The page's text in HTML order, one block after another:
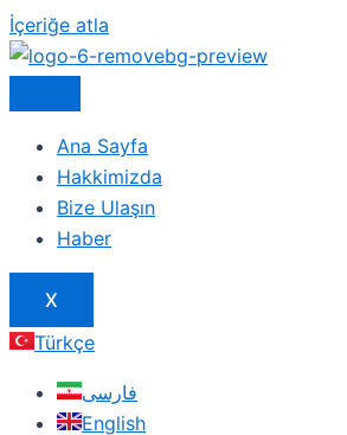
İçeriğe atla
Ana Sayfa
Hakkimizda
Bize Ulaşın
Haber
X
Türkçe
فارسی
English